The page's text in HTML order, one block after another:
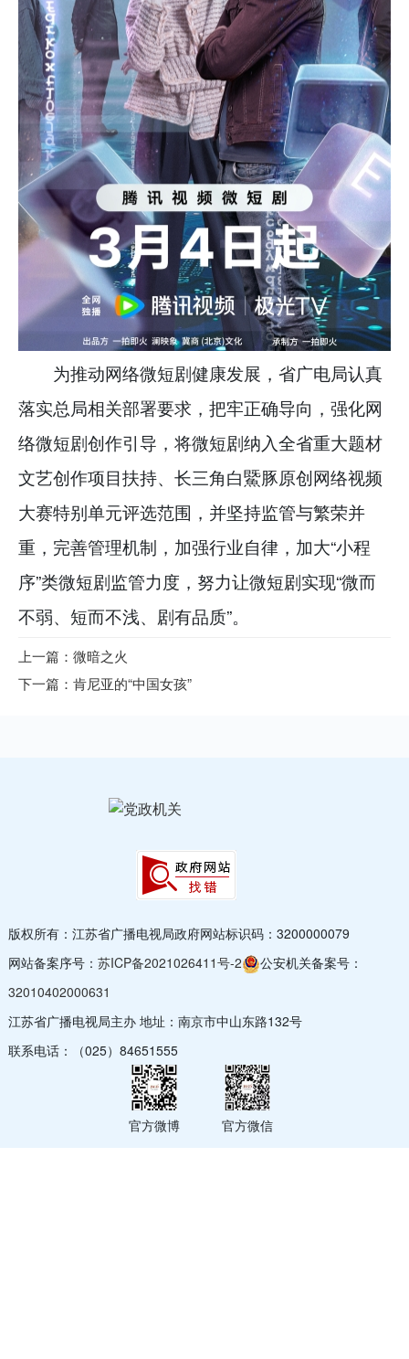
为推动网络微短剧健康发展，省广电局认真
落实总局相关部署要求，把牢正确导向，强化网
络微短剧创作引导，将微短剧纳入全省重大题材
文艺创作项目扶持、长三角白鱀豚原创网络视频
大赛特别单元评选范围，并坚持监管与繁荣并
重，完善管理机制，加强行业自律，加大“小程
序”类微短剧监管力度，努力让微短剧实现“微而
不弱、短而不浅、剧有品质”。
上一篇：微暗之火
下一篇：肯尼亚的“中国女孩”
版权所有：江苏省广播电视局政府网站标识码：3200000079
网站备案序号： 苏ICP备2021026411号-2
公安机关备案号：
32010402000631
江苏省广播电视局主办 地址：南京市中山东路132号
联系电话：（025）84651555
官方微博 官方微信